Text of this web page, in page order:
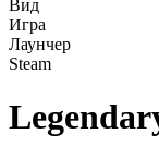
Вид
Игра
Лаунчер
Steam